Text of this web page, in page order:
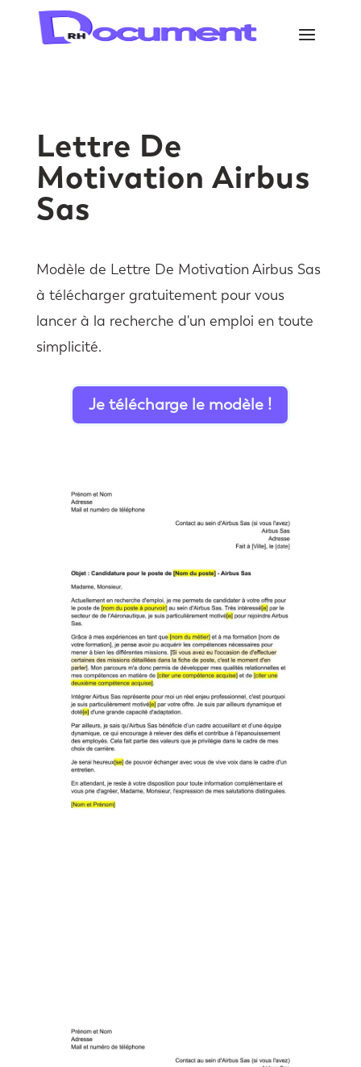
Lettre De
Motivation Airbus
Sas
Modèle de Lettre De Motivation Airbus Sas
à télécharger gratuitement pour vous
lancer à la recherche d'un emploi en toute
simplicité.
Je télécharge le modèle !